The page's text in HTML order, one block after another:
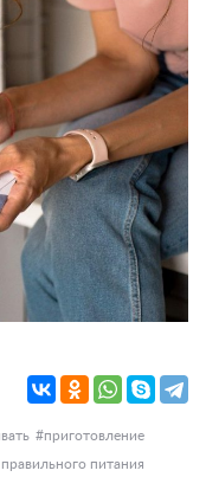
приготовление
питания